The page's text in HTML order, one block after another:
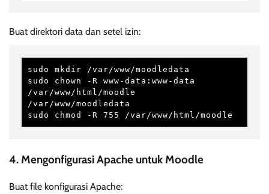
Buat direktori data dan setel izin:
sudo mkdir /var/www/moodledata
sudo chown -R www-data:www-data
/var/www/html/moodle
/var/www/moodledata
sudo chmod -R 755 /var/www/html/moodle
4. Mengonfigurasi Apache untuk Moodle
Buat file konfigurasi Apache: